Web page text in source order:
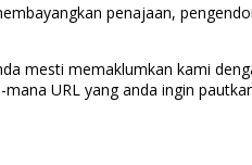
penajaan,
mesti memaklumkan kami
URL yang anda ingin